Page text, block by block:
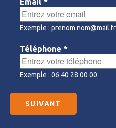
Email *
Exemple : prenom.nom@mail.fr
Téléphone *
Exemple : 06 40 28 00 00